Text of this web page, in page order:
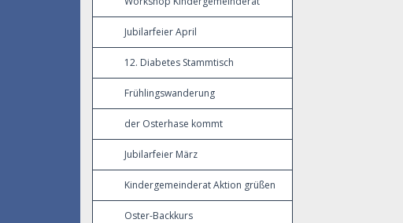
Jubilarfeier April
12. Diabetes Stammtisch
Frühlingswanderung
der Osterhase kommt
Jubilarfeier März
Kindergemeinderat Aktion grüßen
Oster-Backkurs